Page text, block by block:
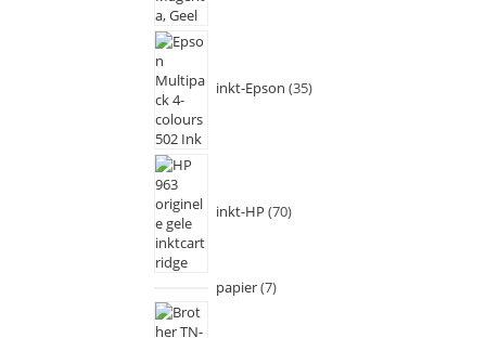
inkt-Epson 35
inkt-HP 70
papier 7